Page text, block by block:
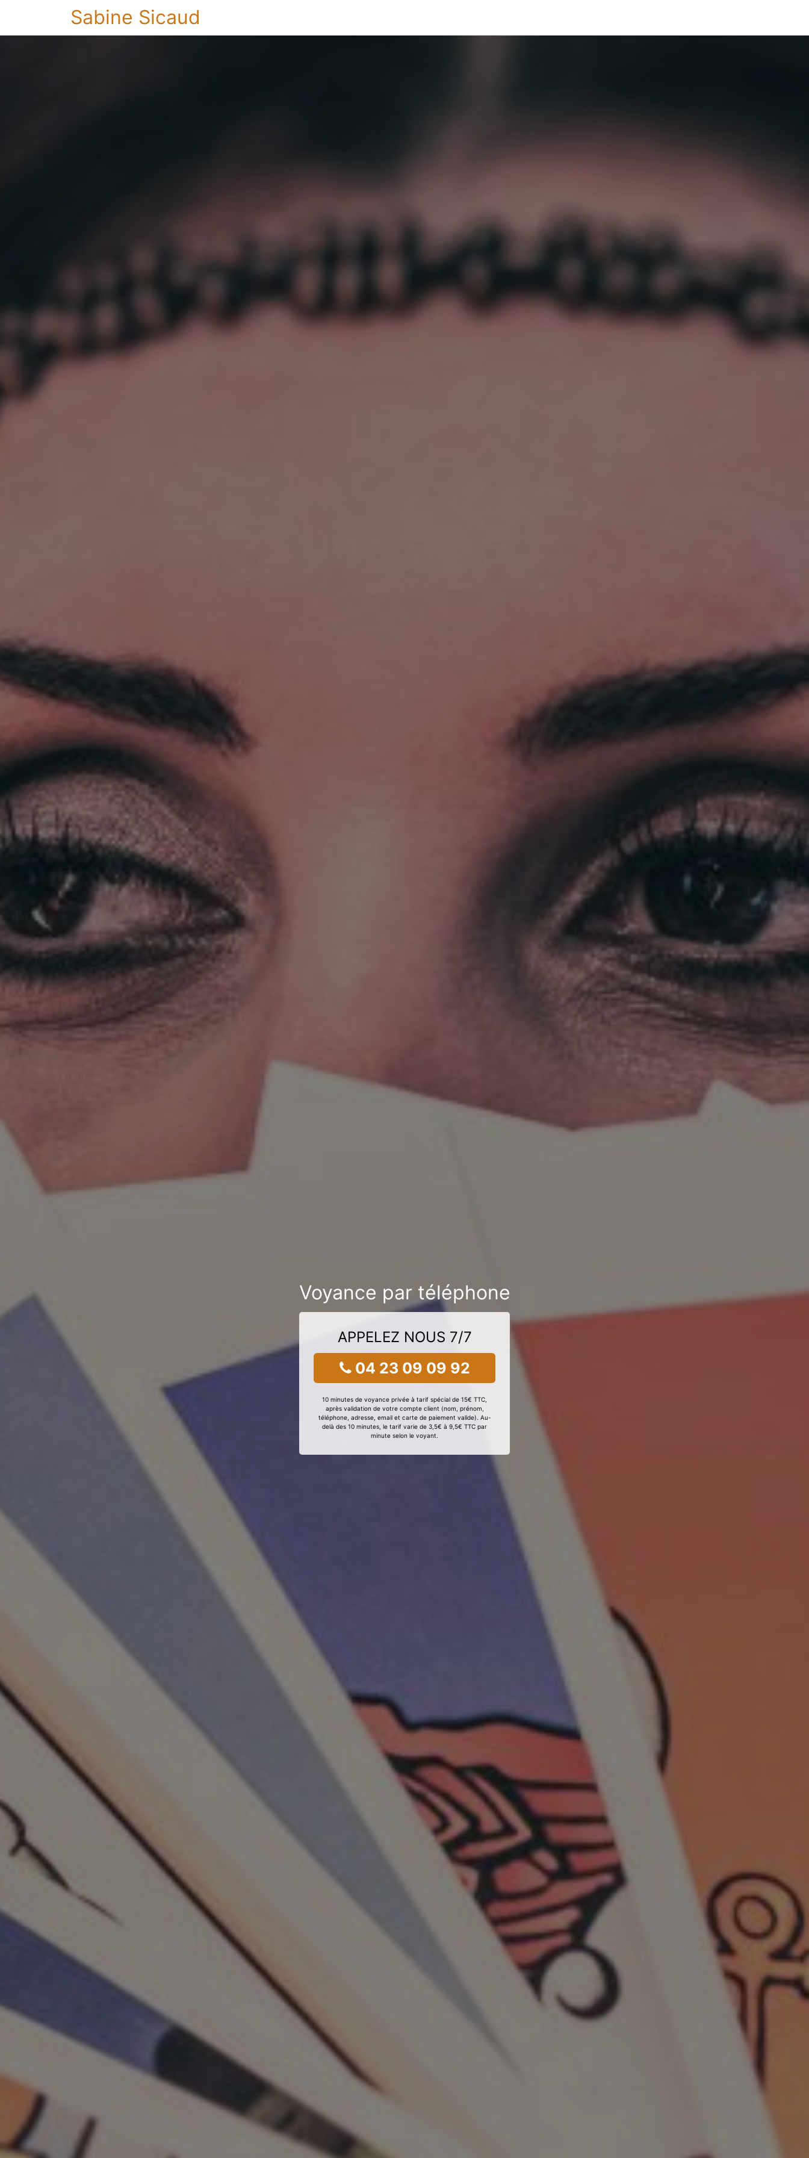
Sabine Sicaud
Voyance par téléphone
APPELEZ NOUS 7/7
04 23 09 09 92
10 minutes de voyance privée à tarif spécial de 15€ TTC,
après validation de votre compte client (nom, prénom,
téléphone, adresse, email et carte de paiement valide). Au-
delà des 10 minutes, le tarif varie de 3,5€ à 9,5€ TTC par
minute selon le voyant.